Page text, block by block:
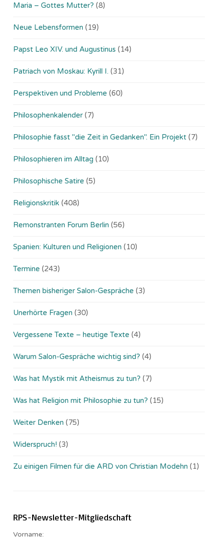
Maria – Gottes Mutter? (8)
Neue Lebensformen (19)
Papst Leo XIV. und Augustinus (14)
Patriach von Moskau: Kyrill I. (31)
Perspektiven und Probleme (60)
Philosophenkalender (7)
Philosophie fasst "die Zeit in Gedanken". Ein Projekt (7)
Philosophieren im Alltag (10)
Philosophische Satire (5)
Religionskritik (408)
Remonstranten Forum Berlin (56)
Spanien: Kulturen und Religionen (10)
Termine (243)
Themen bisheriger Salon-Gespräche (3)
Unerhörte Fragen (30)
Vergessene Texte – heutige Texte (4)
Warum Salon-Gespräche wichtig sind? (4)
Was hat Mystik mit Atheismus zu tun? (7)
Was hat Religion mit Philosophie zu tun? (15)
Weiter Denken (75)
Widerspruch! (3)
Zu einigen Filmen für die ARD von Christian Modehn (1)
RPS-Newsletter-Mitgliedschaft
Vorname: